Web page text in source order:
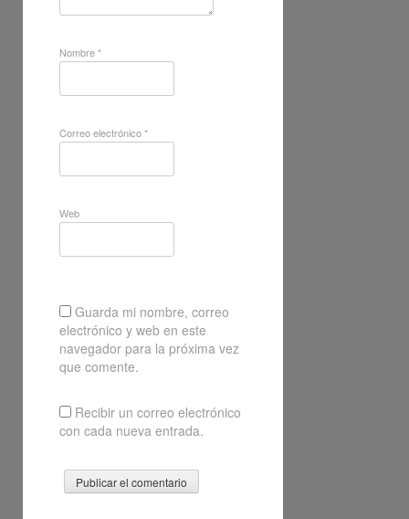
Nombre*
Correo electrónico*
Web
Guarda mi nombre, correo
electrónico y web en este
navegador para la próxima vez
que comente.
Recibir un correo electrónico
con cada nueva entrada.